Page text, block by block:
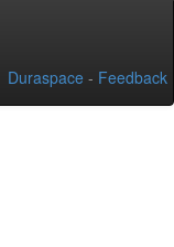
Duraspace - Feedback